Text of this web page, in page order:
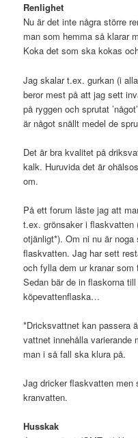
Renlighet
Nu är det inte några större
man som hemma så klarar
Koka det som ska kokas
Jag skalar t.ex. gurkan (i
beror mest på att jag sett
på ryggen och sprutat
är något snällt medel de
Det är bra kvalitet på
kalk. Huruvida det är
om.
På ett forum läste jag att
t.ex. grönsaker i
otjänligt*). Om ni nu är
flaskvatten. Jag har sett
och fylla dem ur kranar
Sedan bär de in flaskorna
köpevattenflaska…
*Dricksvattnet kan passera
vattnet innehålla varierande
man i så fall ska klura på.
Jag dricker flaskvatten men
kranvatten.
Husskak